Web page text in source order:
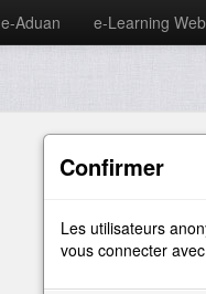
e-Aduan e-Learning
Confirmer
Les utilisateurs
vous connecter